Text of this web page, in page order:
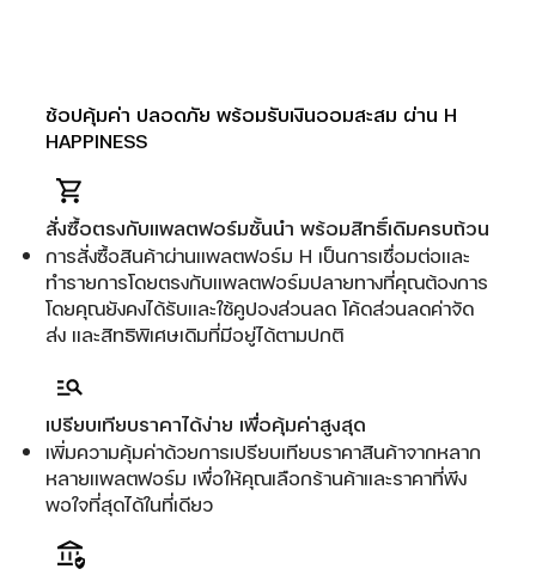
ช้อปคุ้มค่า ปลอดภัย พร้อมรับเงินออมสะสม ผ่าน H
HAPPINESS
สั่งซื้อตรงกับแพลตฟอร์มชั้นนำ พร้อมสิทธิ์เดิมครบถ้วน
การสั่งซื้อสินค้าผ่านแพลตฟอร์ม H เป็นการเชื่อมต่อและ
ทำรายการโดยตรงกับแพลตฟอร์มปลายทางที่คุณต้องการ
โดยคุณยังคงได้รับและใช้คูปองส่วนลด โค้ดส่วนลดค่าจัด
ส่ง และสิทธิพิเศษเดิมที่มีอยู่ได้ตามปกติ
เปรียบเทียบราคาได้ง่าย เพื่อคุ้มค่าสูงสุด
เพิ่มความคุ้มค่าด้วยการเปรียบเทียบราคาสินค้าจากหลาก
หลายแพลตฟอร์ม เพื่อให้คุณเลือกร้านค้าและราคาที่พึง
พอใจที่สุดได้ในที่เดียว